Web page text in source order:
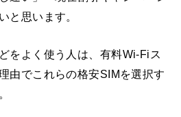
と思います。
をよく使う人は、有料Wi-Fiス
由でこれらの格安SIMを選択す